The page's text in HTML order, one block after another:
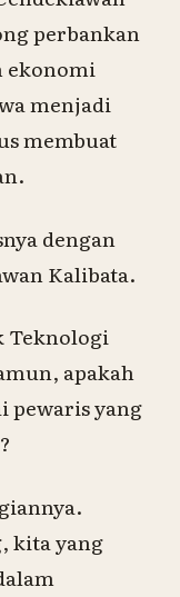
perbankan
ekonomi
menjadi
membuat
dengan
Kalibata.
Teknologi
apakah
pewaris yang
kita yang